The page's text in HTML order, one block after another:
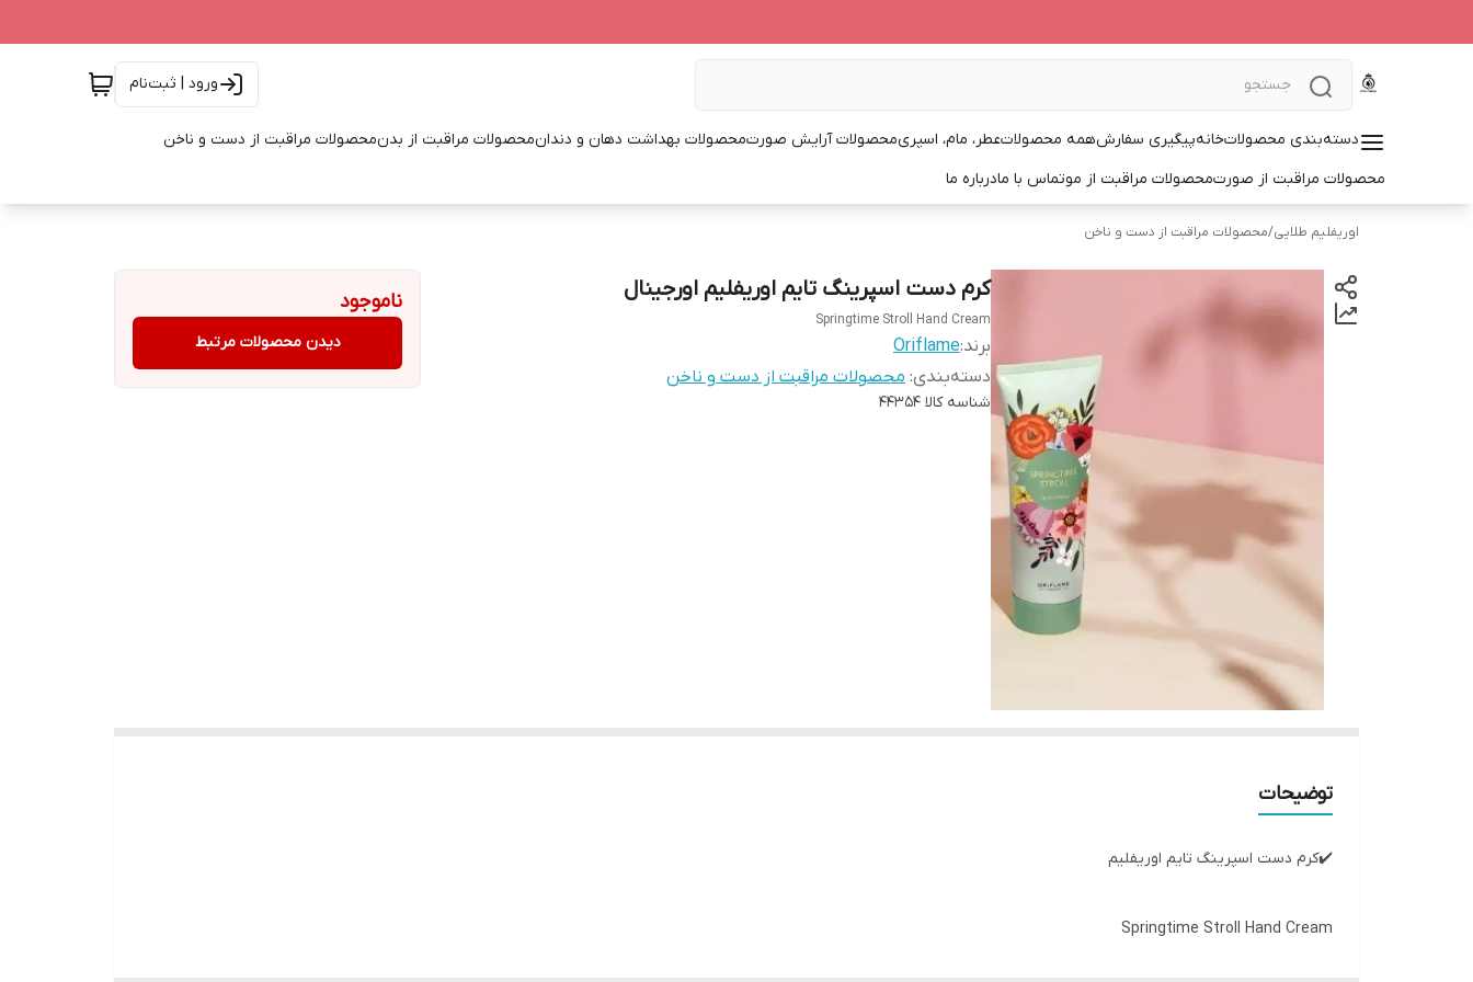
ورود | ثبت‌نام
دسته‌بندی محصولاتخانهپیگیری سفارشهمه محصولاتعطر، مام، اسپریمحصولات آرایش صورتمحصولات بهداشت دهان و دندانمحصولات مراقبت از بدنمحصولات مراقبت از دست و ناخن
محصولات مراقبت از صورتمحصولات مراقبت از موتماس با مادرباره ما
اوریفلیم طلایی/محصولات مراقبت از دست و ناخن
کرم دست اسپرینگ تایم اوریفلیم اورجینال
Springtime Stroll Hand Cream
برند:Oriflame
دسته‌بندی: محصولات مراقبت از دست و ناخن
شناسه کالا 44354
ناموجود
دیدن محصولات مرتبط
توضیحات
✔️کرم دست اسپرینگ تایم اوریفلیم
Springtime Stroll Hand Cream